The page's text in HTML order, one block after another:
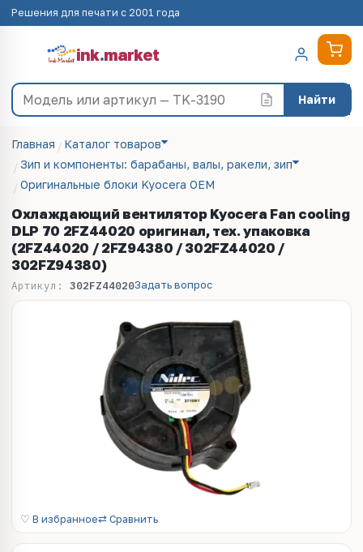
Решения для печати с 2001 года
ink.market
Найти
Главная
Каталог товаров
Зип и компоненты: барабаны, валы, ракели, зип
Оригинальные блоки Kyocera OEM
Охлаждающий вентилятор Kyocera Fan cooling
DLP 70 2FZ44020 оригинал, тех. упаковка
(2FZ44020 / 2FZ94380 / 302FZ44020 /
302FZ94380)
Артикул: 302FZ44020Задать вопрос
♡ В избранное⇄ Сравнить